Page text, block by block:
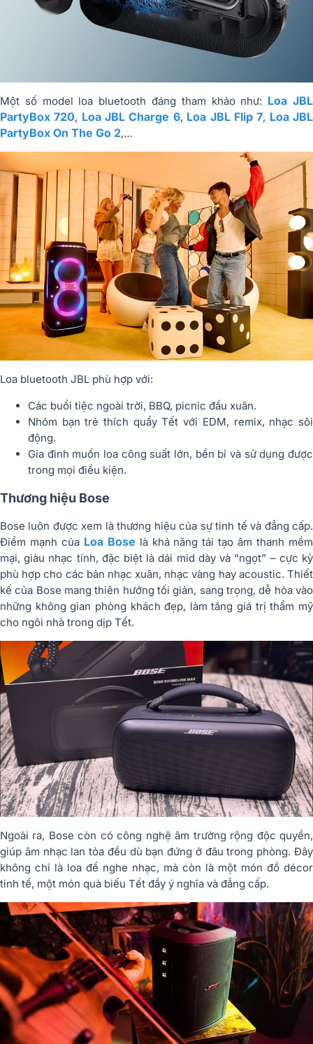
Một số model loa bluetooth đáng tham khảo như: Loa JBL
PartyBox 720, Loa JBL Charge 6, Loa JBL Flip 7, Loa JBL
PartyBox On The Go 2,…
Loa bluetooth JBL phù hợp với:
Các buổi tiệc ngoài trời, BBQ, picnic đầu xuân.
Nhóm bạn trẻ thích quẩy Tết với EDM, remix, nhạc sôi
động.
Gia đình muốn loa công suất lớn, bền bỉ và sử dụng được
trong mọi điều kiện.
Thương hiệu Bose
Bose luôn được xem là thương hiệu của sự tinh tế và đẳng cấp.
Điểm mạnh của Loa Bose là khả năng tái tạo âm thanh mềm
mại, giàu nhạc tính, đặc biệt là dải mid dày và “ngọt” – cực kỳ
phù hợp cho các bản nhạc xuân, nhạc vàng hay acoustic. Thiết
kế của Bose mang thiên hướng tối giản, sang trọng, dễ hòa vào
những không gian phòng khách đẹp, làm tăng giá trị thẩm mỹ
cho ngôi nhà trong dịp Tết.
Ngoài ra, Bose còn có công nghệ âm trường rộng độc quyền,
giúp âm nhạc lan tỏa đều dù bạn đứng ở đâu trong phòng. Đây
không chỉ là loa để nghe nhạc, mà còn là một món đồ décor
tinh tế, một món quà biếu Tết đầy ý nghĩa và đẳng cấp.